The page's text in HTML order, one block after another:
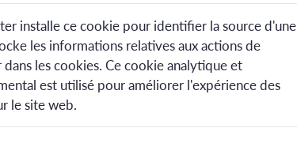
installe ce cookie pour identifier la source d'une
les informations relatives aux actions de
les cookies. Ce cookie analytique et
est utilisé pour améliorer l'expérience des
le site web.